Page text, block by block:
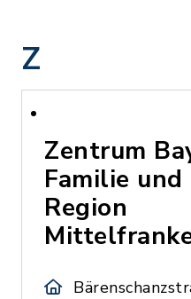
Z
Zentrum
Familie und
Region